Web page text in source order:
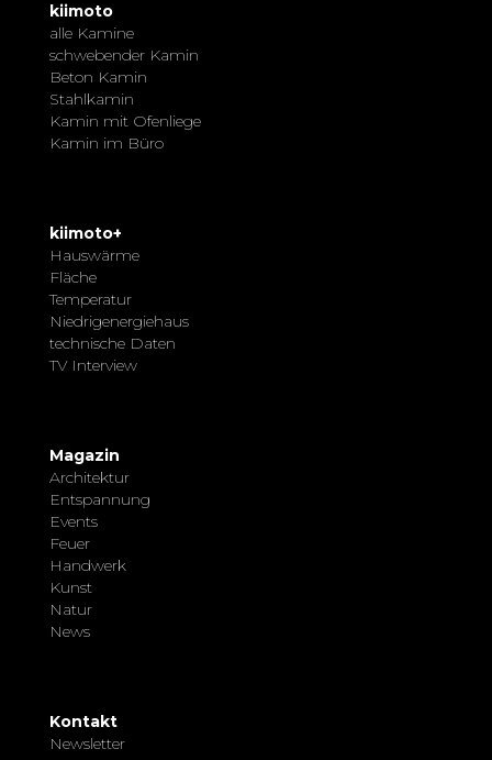
kiimoto
alle Kamine
schwebender Kamin
Beton Kamin
Stahlkamin
Kamin mit Ofenliege
Kamin im Büro
kiimoto+
Hauswärme
Fläche
Temperatur
Niedrigenergiehaus
technische Daten
TV Interview
Magazin
Architektur
Entspannung
Events
Feuer
Handwerk
Kunst
Natur
News
Kontakt
Newsletter